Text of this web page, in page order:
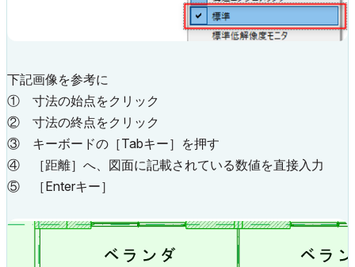
下記画像を参考に
① 寸法の始点をクリック
② 寸法の終点をクリック
③ キーボードの［Tabキー］を押す
④ ［距離］へ、図面に記載されている数値を直接入力
⑤ ［Enterキー］